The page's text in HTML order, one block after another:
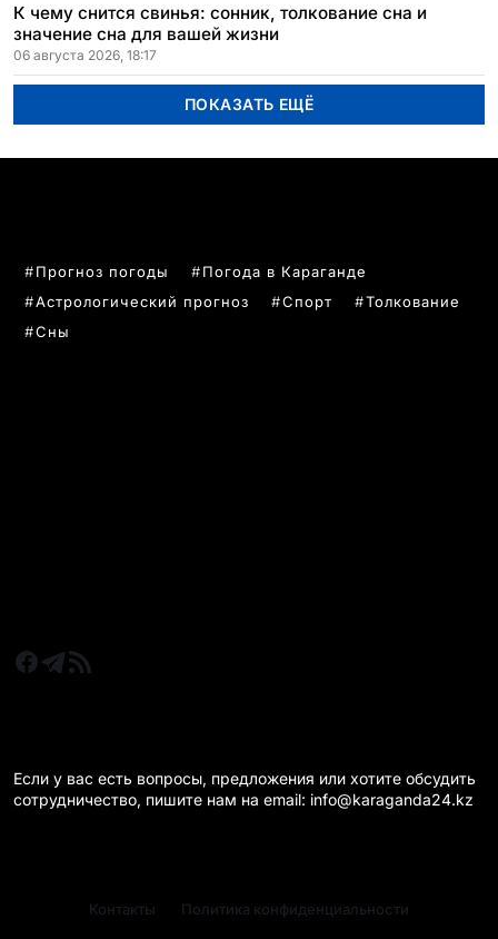
К чему снится свинья: сонник, толкование сна и
значение сна для вашей жизни
06 августа 2026, 18:17
ПОКАЗАТЬ ЕЩЁ
Прогноз погоды
Погода в Караганде
Астрологический прогноз
Спорт
Толкование
Сны
Если у вас есть вопросы, предложения или хотите обсудить
сотрудничество, пишите нам на email: info@karaganda24.kz
Контакты Политика конфиденциальности